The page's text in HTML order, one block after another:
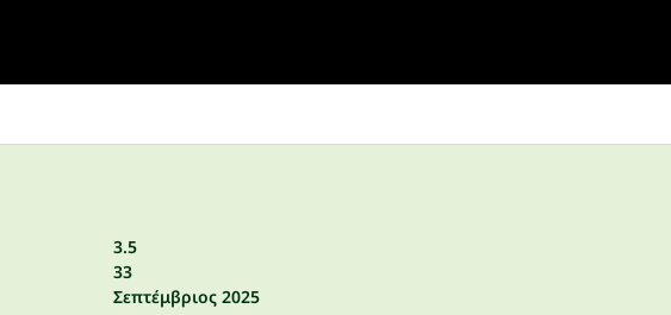
3.5
33
Σεπτέμβριος 2025